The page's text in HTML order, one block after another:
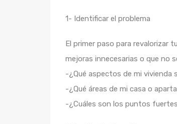
1- Identificar el problema
El primer paso para revalorizar
mejoras innecesarias o que no
-¿Qué aspectos de mi vivienda
-¿Qué áreas de mi casa o
-¿Cuáles son los puntos